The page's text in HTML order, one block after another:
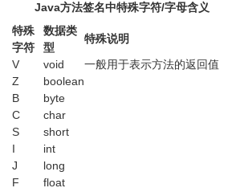
Java方法签名中特殊字符/字母含义
特殊
字符
数据类
型
特殊说明
V
void
一般用于表示方法的返回值
Z
boolean
B
byte
C
char
S
short
I
int
J
long
F
float